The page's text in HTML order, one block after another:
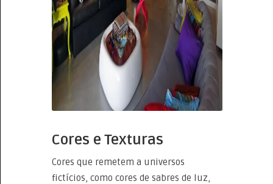
Cores e Texturas
Cores que remetem a universos
fictícios, como cores de sabres de luz,